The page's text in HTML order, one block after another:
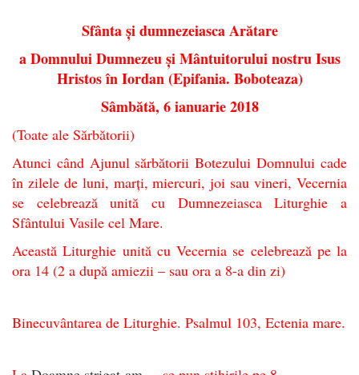
Sfânta și dumnezeiasca Arătare
a Domnului Dumnezeu și Mântuitorului nostru Isus
Hristos în Iordan (Epifania. Boboteaza)
Sâmbătă, 6 ianuarie 2018
(Toate ale Sărbătorii)
Atunci când Ajunul sărbătorii Botezului Domnului cade
în zilele de luni, marți, miercuri, joi sau vineri, Vecernia
se celebrează unită cu Dumnezeiasca Liturghie a
Sfântului Vasile cel Mare.
Această Liturghie unită cu Vecernia se celebrează pe la
ora 14 (2 a după amiezii – sau ora a 8-a din zi)
Binecuvântarea de Liturghie. Psalmul 103, Ectenia mare.